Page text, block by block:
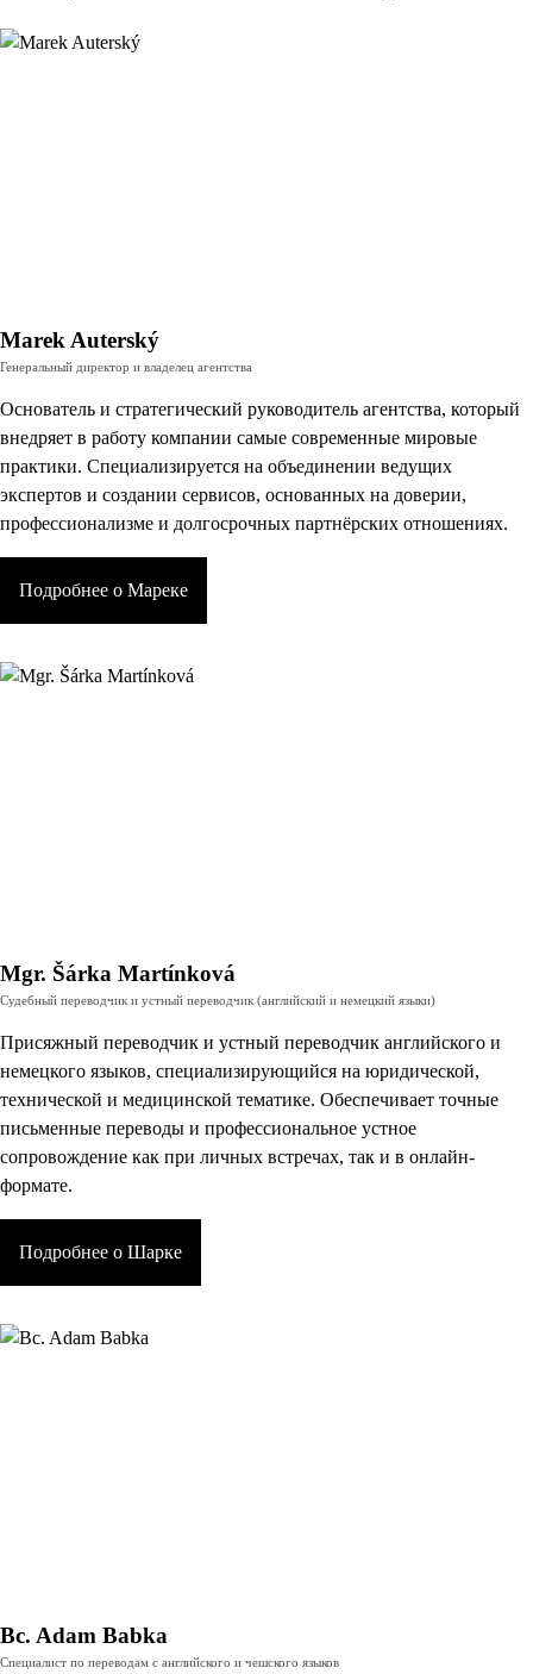
Marek Auterský
Генеральный директор и владелец агентства
Основатель и стратегический руководитель агентства, который
внедряет в работу компании самые современные мировые
практики. Специализируется на объединении ведущих
экспертов и создании сервисов, основанных на доверии,
профессионализме и долгосрочных партнёрских отношениях.
Подробнее о Мареке
Mgr. Šárka Martínková
Судебный переводчик и устный переводчик (английский и немецкий языки)
Присяжный переводчик и устный переводчик английского и
немецкого языков, специализирующийся на юридической,
технической и медицинской тематике. Обеспечивает точные
письменные переводы и профессиональное устное
сопровождение как при личных встречах, так и в онлайн-
формате.
Подробнее о Шарке
Bc. Adam Babka
Специалист по переводам с английского и чешского языков